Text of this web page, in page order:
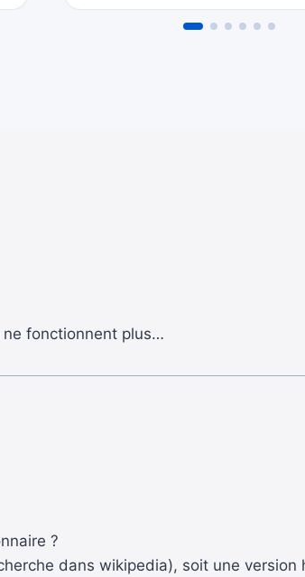
fonctionnent plus…
?
dans wikipedia), soit une version